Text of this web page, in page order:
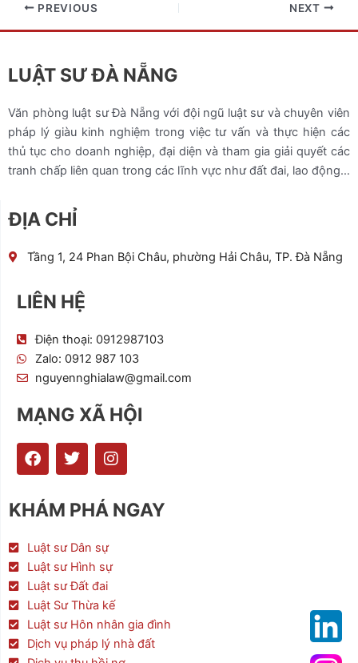
PREVIOUS NEXT
LUẬT SƯ ĐÀ NẴNG
Văn phòng luật sư Đà Nẵng với đội ngũ luật sư và chuyên viên
pháp lý giàu kinh nghiệm trong việc tư vấn và thực hiện các
thủ tục cho doanh nghiệp, đại diện và tham gia giải quyết các
tranh chấp liên quan trong các lĩnh vực như đất đai, lao động…
ĐỊA CHỈ
Tầng 1, 24 Phan Bội Châu, phường Hải Châu, TP. Đà Nẵng
LIÊN HỆ
Điện thoại: 0912987103
Zalo: 0912 987 103
nguyennghialaw@gmail.com
MẠNG XÃ HỘI
F
a
e
b
o
k
T
w
t
t
r
I
n
t
a
a
KHÁM PHÁ NGAY
Luật sư Dân sự
Luật sư Hình sự
Luật sư Đất đai
Luật Sư Thừa kế
Luật sư Hôn nhân gia đình
Dịch vụ pháp lý nhà đất